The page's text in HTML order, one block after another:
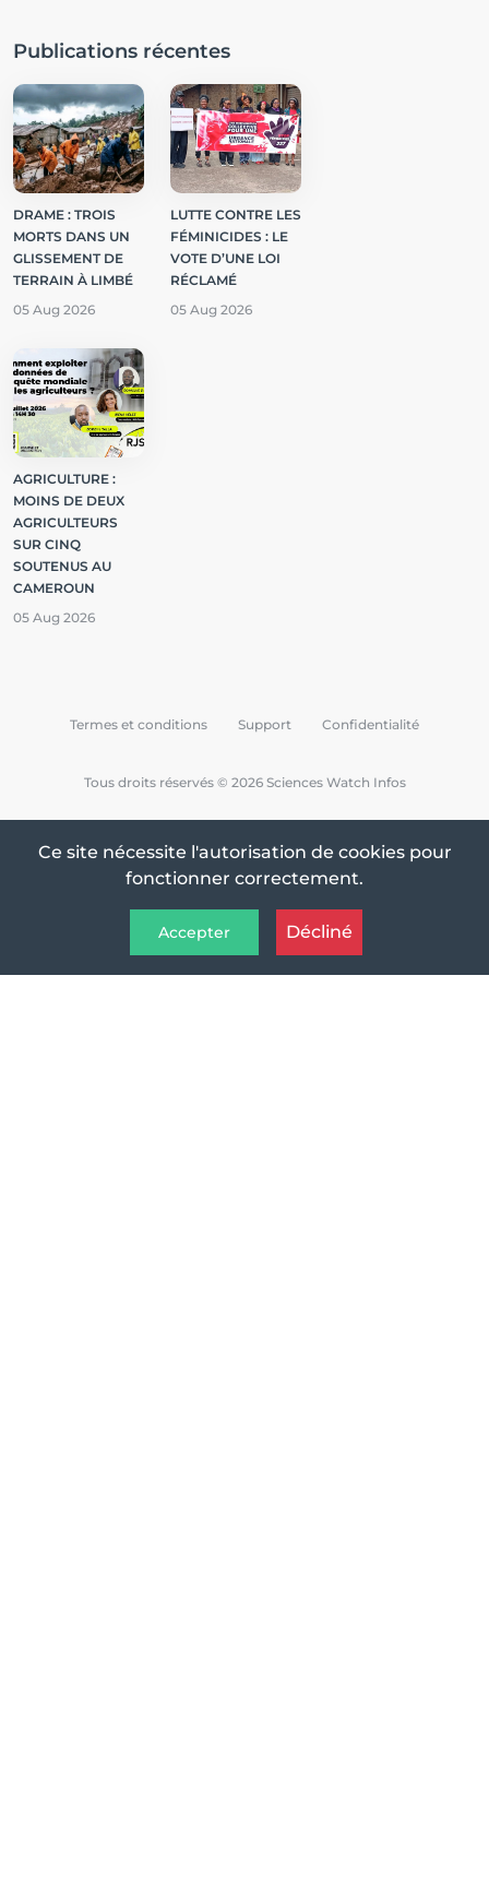
Publications récentes
DRAME : TROIS
MORTS DANS UN
GLISSEMENT DE
TERRAIN À LIMBÉ
05 Aug 2026
LUTTE CONTRE LES
FÉMINICIDES : LE
VOTE D’UNE LOI
RÉCLAMÉ
05 Aug 2026
AGRICULTURE :
MOINS DE DEUX
AGRICULTEURS
SUR CINQ
SOUTENUS AU
CAMEROUN
05 Aug 2026
Tous droits réservés © 2026 Sciences Watch Infos
Termes et conditions Support Confidentialité
Ce site nécessite l'autorisation de cookies pour
fonctionner correctement.
Accepter Décliné